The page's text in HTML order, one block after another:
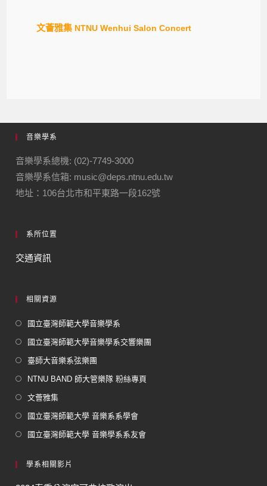
文薈雅集 NTNU Wenhui Salon Concert
音樂學系
音樂學系總機: (02)-7749-3000
音樂學系信箱: music@deps.ntnu.edu.tw
地址：106台北市和平東路一段162號
系所位置
交通資訊
相關資源
國立臺灣師範大學音樂學系
國立臺灣師範大學音樂學系交響樂團
臺師大音樂系弦樂團
NTNU BAND 師大管樂隊 粉絲專頁
文薈雅集
國立臺灣師範大學 音樂系系學會
國立臺灣師範大學 音樂學系系友會
學系相關影片